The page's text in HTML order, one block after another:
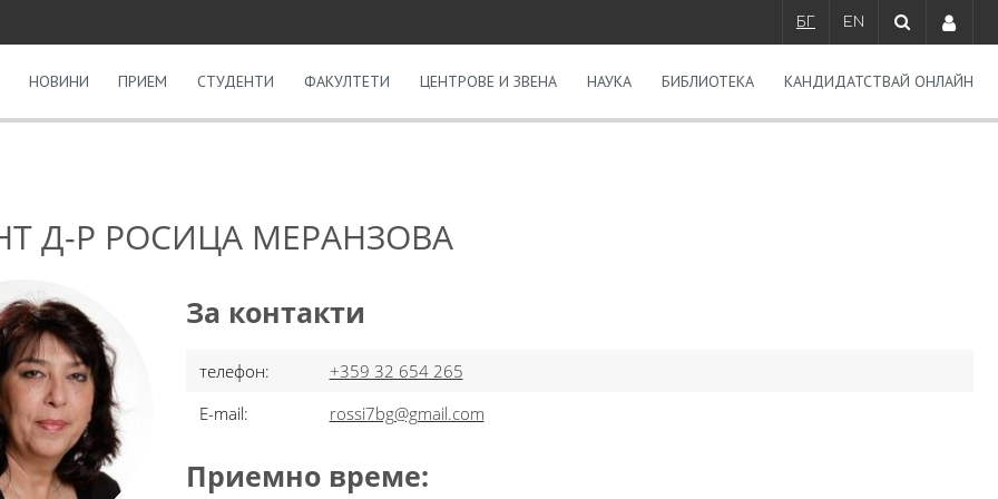
БГ EN
НОВИНИ ПРИЕМ СТУДЕНТИ ФАКУЛТЕТИ ЦЕНТРОВЕ И ЗВЕНА НАУКА БИБЛИОТЕКА КАНДИДАТСТВАЙ ОНЛАЙН
Д-Р РОСИЦА МЕРАНЗОВА
За контакти
телефон:
+359 32 654 265
E-mail:
rossi7bg@gmail.com
Приемно време: